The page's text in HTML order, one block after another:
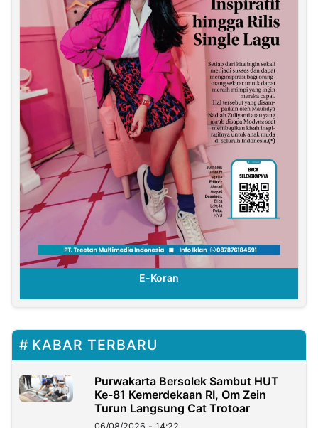
E-Koran
KABAR TERBARU
Purwakarta Bersolek Sambut HUT
Ke-81 Kemerdekaan RI, Om Zein
Turun Langsung Cat Trotoar